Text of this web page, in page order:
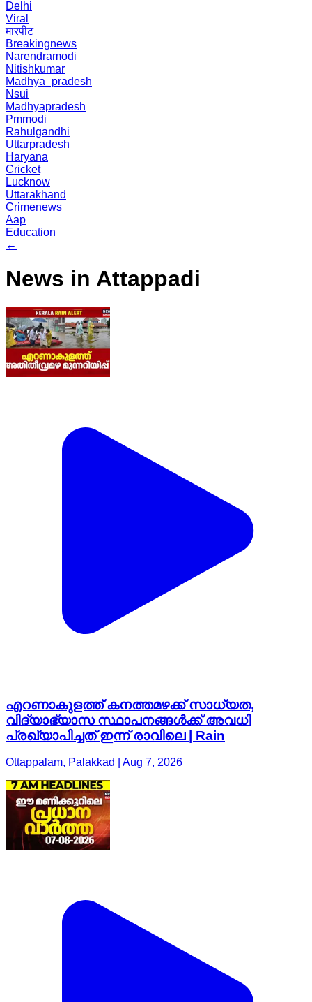
Delhi
Viral
मारपीट
Breakingnews
Narendramodi
Nitishkumar
Madhya_pradesh
Nsui
Madhyapradesh
Pmmodi
Rahulgandhi
Uttarpradesh
Haryana
Cricket
Lucknow
Uttarakhand
Crimenews
Aap
Education
←
News in Attappadi
എറണാകുളത്ത് കനത്തമഴക്ക് സാധ്യത,
വിദ്യാഭ്യാസ സ്ഥാപനങ്ങൾക്ക് അവധി
പ്രഖ്യാപിച്ചത് ഇന്ന് രാവിലെ | Rain
Ottappalam, Palakkad | Aug 7, 2026